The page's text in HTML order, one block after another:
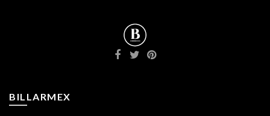
BILLARMEX